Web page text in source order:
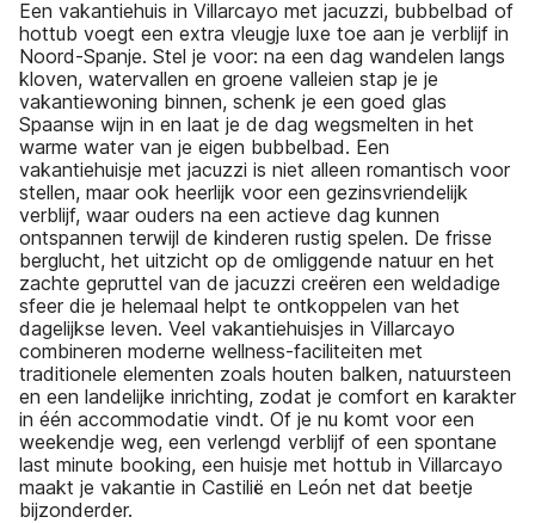
Een vakantiehuis in Villarcayo met jacuzzi, bubbelbad of
hottub voegt een extra vleugje luxe toe aan je verblijf in
Noord-Spanje. Stel je voor: na een dag wandelen langs
kloven, watervallen en groene valleien stap je je
vakantiewoning binnen, schenk je een goed glas
Spaanse wijn in en laat je de dag wegsmelten in het
warme water van je eigen bubbelbad. Een
vakantiehuisje met jacuzzi is niet alleen romantisch voor
stellen, maar ook heerlijk voor een gezinsvriendelijk
verblijf, waar ouders na een actieve dag kunnen
ontspannen terwijl de kinderen rustig spelen. De frisse
berglucht, het uitzicht op de omliggende natuur en het
zachte gepruttel van de jacuzzi creëren een weldadige
sfeer die je helemaal helpt te ontkoppelen van het
dagelijkse leven. Veel vakantiehuisjes in Villarcayo
combineren moderne wellness-faciliteiten met
traditionele elementen zoals houten balken, natuursteen
en een landelijke inrichting, zodat je comfort en karakter
in één accommodatie vindt. Of je nu komt voor een
weekendje weg, een verlengd verblijf of een spontane
last minute booking, een huisje met hottub in Villarcayo
maakt je vakantie in Castilië en León net dat beetje
bijzonderder.